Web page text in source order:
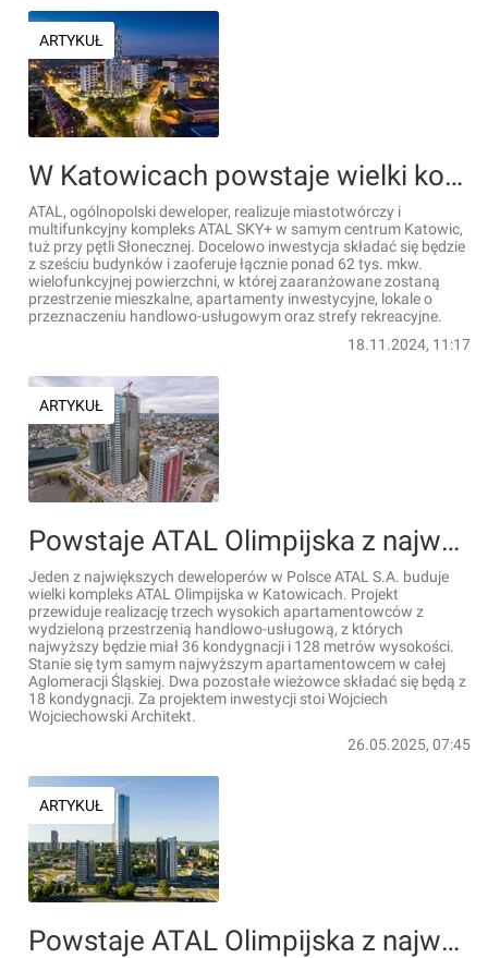
ARTYKUŁ
W Katowicach powstaje wielki kompleks wielofunkcyjny ze 121-metrowym wieżowcem [FILMY]
ATAL, ogólnopolski deweloper, realizuje miastotwórczy i
multifunkcyjny kompleks ATAL SKY+ w samym centrum Katowic,
tuż przy pętli Słonecznej. Docelowo inwestycja składać się będzie
z sześciu budynków i zaoferuje łącznie ponad 62 tys. mkw.
wielofunkcyjnej powierzchni, w której zaaranżowane zostaną
przestrzenie mieszkalne, apartamenty inwestycyjne, lokale o
przeznaczeniu handlowo-usługowym oraz strefy rekreacyjne.
18.11.2024, 11:17
ARTYKUŁ
Powstaje ATAL Olimpijska z najwyższym wieżowcem w Katowicach [ZDJĘCIA]
Jeden z największych deweloperów w Polsce ATAL S.A. buduje
wielki kompleks ATAL Olimpijska w Katowicach. Projekt
przewiduje realizację trzech wysokich apartamentowców z
wydzieloną przestrzenią handlowo-usługową, z których
najwyższy będzie miał 36 kondygnacji i 128 metrów wysokości.
Stanie się tym samym najwyższym apartamentowcem w całej
Aglomeracji Śląskiej. Dwa pozostałe wieżowce składać się będą z
18 kondygnacji. Za projektem inwestycji stoi Wojciech
Wojciechowski Architekt.
26.05.2025, 07:45
ARTYKUŁ
Powstaje ATAL Olimpijska z najwyższym wieżowcem w Katowicach [FILMY+ZDJĘCIA+WIZUALIZACJE]